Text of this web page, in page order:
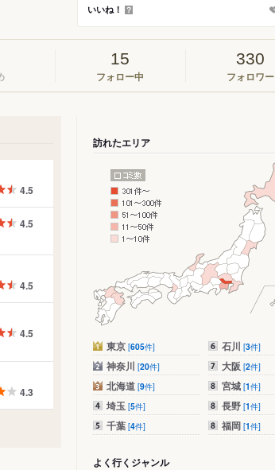
いいね！ ？
15
フォロー中
330
フォロワー
4.5
4.5
4.5
4.5
4.3
訪れたエリア
東京 [605件]
神奈川 [20件]
北海道 [9件]
埼玉 [5件]
千葉 [4件]
石川 [3件]
大阪 [2件]
宮城 [1件]
長野 [1件]
福岡 [1件]
よく行くジャンル